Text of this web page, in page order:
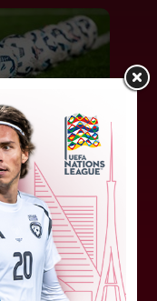
protokols
augustā.